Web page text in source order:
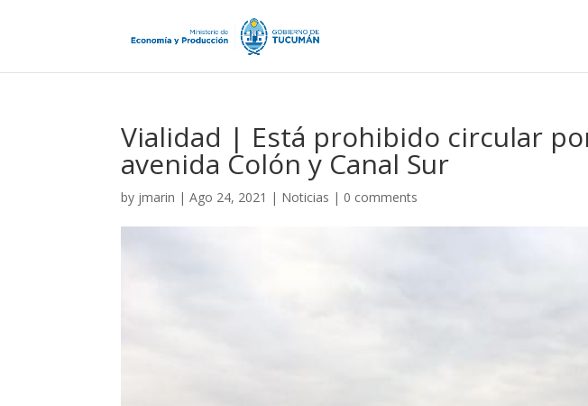
Vialidad | Está prohibido circular
avenida Colón y Canal Sur
by jmarin |Ago 24, 2021 | Noticias | 0 comments